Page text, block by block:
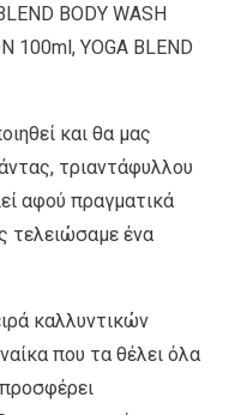
BODY WASH
100ml, YOGA BLEND
και θα μας
τριαντάφυλλου
αφού πραγματικά
τελειώσαμε ένα
καλλυντικών
που τα θέλει όλα